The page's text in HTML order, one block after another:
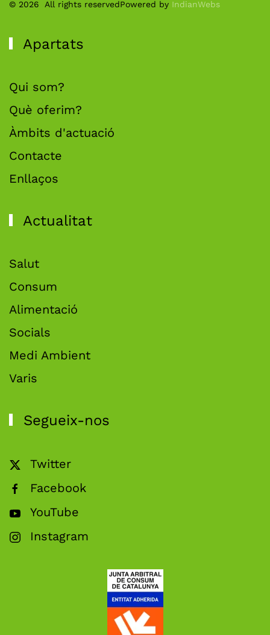
© 2026 All rights reservedPowered by IndianWebs
Apartats
Qui som?
Què oferim?
Àmbits d'actuació
Contacte
Enllaços
Actualitat
Salut
Consum
Alimentació
Socials
Medi Ambient
Varis
Segueix-nos
Twitter
Facebook
YouTube
Instagram